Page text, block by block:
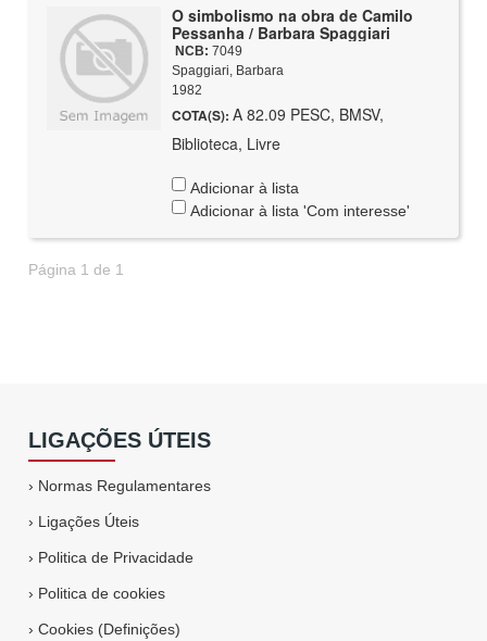
O simbolismo na obra de Camilo
Pessanha / Barbara Spaggiari
NCB: 7049
Spaggiari, Barbara
1982
COTA(S): A 82.09 PESC, BMSV,
Biblioteca, Livre
Adicionar à lista
Adicionar à lista 'Com interesse'
Página 1 de 1
LIGAÇÕES ÚTEIS
› Normas Regulamentares
› Ligações Úteis
› Politica de Privacidade
› Politica de cookies
›Cookies (Definições)